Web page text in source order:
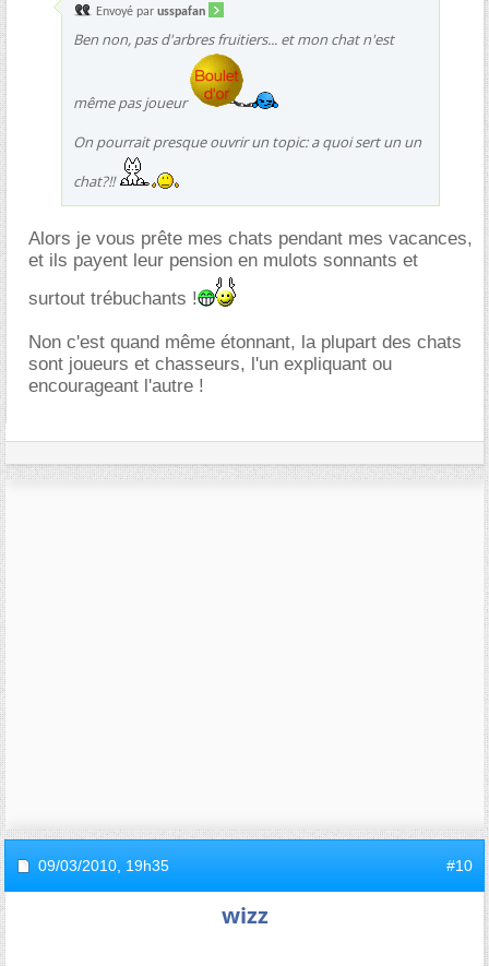
Envoyé par usspafan
Ben non, pas d'arbres fruitiers... et mon chat n'est
même pas joueur
On pourrait presque ouvrir un topic: a quoi sert un un
chat?!!
Alors je vous prête mes chats pendant mes vacances,
et ils payent leur pension en mulots sonnants et
surtout trébuchants !
Non c'est quand même étonnant, la plupart des chats
sont joueurs et chasseurs, l'un expliquant ou
encourageant l'autre !
09/03/2010, 19h35 #10
wizz